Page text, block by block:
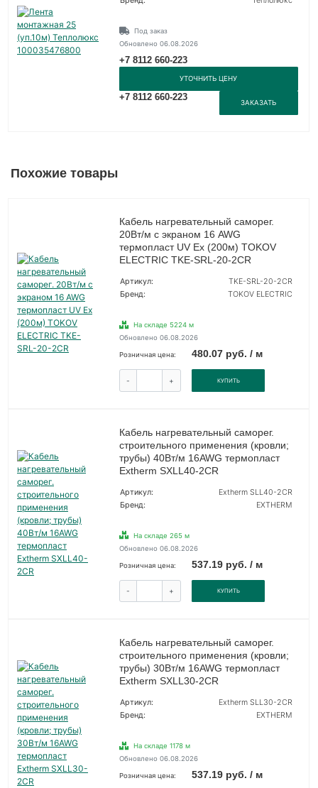
Под заказ
Обновлено 06.08.2026
+7 8112 660-223
УТОЧНИТЬ ЦЕНУ
+7 8112 660-223
ЗАКАЗАТЬ
Похожие товары
Кабель нагревательный саморег.
20Вт/м с экраном 16 AWG
термопласт UV Ex (200м) TOKOV
ELECTRIC TKE-SRL-20-2CR
Артикул:
TKE-SRL-20-2CR
Бренд:
TOKOV ELECTRIC
На складе 5224 м
Обновлено 06.08.2026
Розничная цена: 480.07 руб. / м
- + КУПИТЬ
Кабель нагревательный саморег.
строительного применения (кровли;
трубы) 40Вт/м 16AWG термопласт
Extherm SXLL40-2CR
Артикул:
Extherm SLL40-2CR
Бренд:
EXTHERM
На складе 265 м
Обновлено 06.08.2026
Розничная цена: 537.19 руб. / м
- + КУПИТЬ
Кабель нагревательный саморег.
строительного применения (кровли;
трубы) 30Вт/м 16AWG термопласт
Extherm SXLL30-2CR
Артикул:
Extherm SLL30-2CR
Бренд:
EXTHERM
На складе 1178 м
Обновлено 06.08.2026
Розничная цена: 537.19 руб. / м